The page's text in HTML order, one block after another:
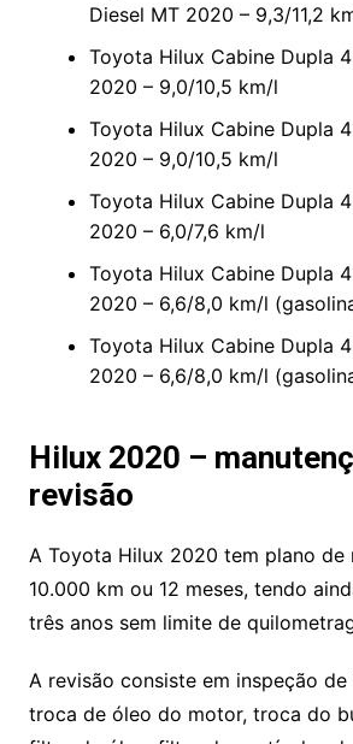
Diesel MT 2020 – 9,3/11,2
Toyota Hilux Cabine Dupla
2020 – 9,0/10,5 km/l
Toyota Hilux Cabine Dupla
2020 – 9,0/10,5 km/l
Toyota Hilux Cabine Dupla
2020 – 6,0/7,6 km/l
Toyota Hilux Cabine Dupla
2020 – 6,6/8,0 km/l
Toyota Hilux Cabine Dupla
2020 – 6,6/8,0 km/l
Hilux 2020 –
revisão
A Toyota Hilux 2020 tem plano de
10.000 km ou 12 meses, tendo
três anos sem limite de
A revisão consiste em inspeção de
troca de óleo do motor, troca do